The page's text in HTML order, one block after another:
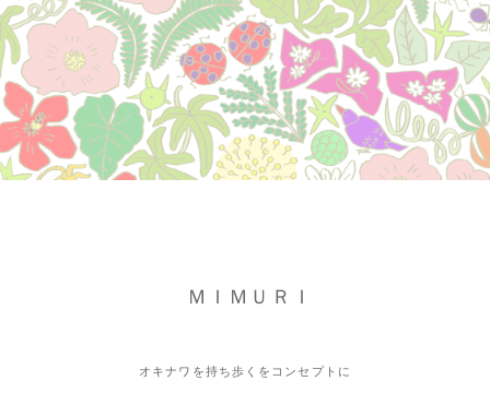
ＭＩＭＵＲＩ
オキナワを持ち歩くをコンセプトに